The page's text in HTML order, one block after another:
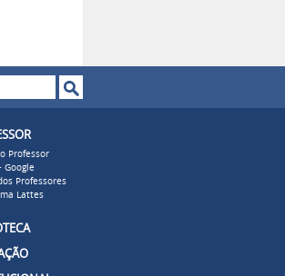
Professor
Google
Professores
Lattes